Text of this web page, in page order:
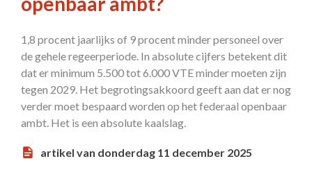
1,8 procent jaarlijks of 9 procent minder personeel over
de gehele regeerperiode. In absolute cijfers betekent dit
dat er minimum 5.500 tot 6.000 VTE minder moeten zijn
tegen 2029. Het begrotingsakkoord geeft aan dat er nog
verder moet bespaard worden op het federaal openbaar
ambt. Het is een absolute kaalslag.
artikel van donderdag 11 december 2025